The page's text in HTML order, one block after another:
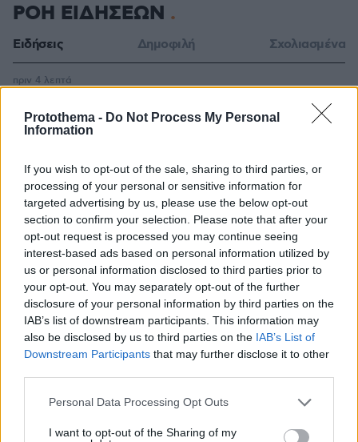
Protothema - Do Not Process My Personal
Information
If you wish to opt-out of the sale, sharing to third parties, or
processing of your personal or sensitive information for
targeted advertising by us, please use the below opt-out
section to confirm your selection. Please note that after your
opt-out request is processed you may continue seeing
interest-based ads based on personal information utilized by
us or personal information disclosed to third parties prior to
your opt-out. You may separately opt-out of the further
disclosure of your personal information by third parties on the
IAB’s list of downstream participants. This information may
also be disclosed by us to third parties on the IAB’s List of
Downstream Participants that may further disclose it to other
Please note that this website/app uses one or more Google
not limited to your visit or usage behaviour. You may click to
Personal Data Processing Opt Outs
I want to opt-out of the Sharing of my
ΡΟΗ ΕΙΔΗΣΕΩΝ
Ειδήσεις Δημοφιλή Σχολιασμένα
φοβικής γάτας
πριν 4 λεπτά
φωτογραφίες από τον Άγιο Νεκτάριο
πριν 8 λεπτά
Γλυκά της Τήνου που κρατούν ζωντανή την παράδοσή
της
πριν 9 λεπτά
Νέο χτύπημα στα Στενά του Ορμούζ - Βλήμα έπληξε το
πλοίο κοντά στο Khasab του Ομάν
πριν 11 λεπτά
Πατέρας για δεύτερη φορά ο Κωνσταντέλιας: Η
σύζυγός του Χριστίνα έφερε στον κόσμο ένα υγιέστατο
κοριτσάκι
πριν 11 λεπτά
ΑΕΚ - Athens Kallithea 4-0: «Τεσσάρα» μπροστά στον
δείτε τα γκολ